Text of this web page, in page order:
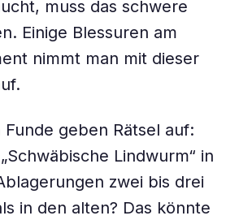
muss das schwere
Einige Blessuren am
nimmt man mit dieser
geben Rätsel auf:
Lindwurm“ in
zwei bis drei
in den alten? Das könnte